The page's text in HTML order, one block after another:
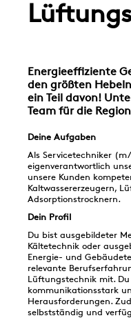
Energieeffiziente
den größten
ein Teil davon!
Team für die
Deine Aufgaben
Als Servicetechniker
eigenverantwortlich
unsere Kunden
Kaltwassererzeugern,
Adsorptionstrocknern.
Dein Profil
Du bist ausgebildeter
Kältetechnik oder
Energie- und
relevante
Lüftungstechnik mit.
kommunikationsstark
Herausforderungen.
selbstständig und